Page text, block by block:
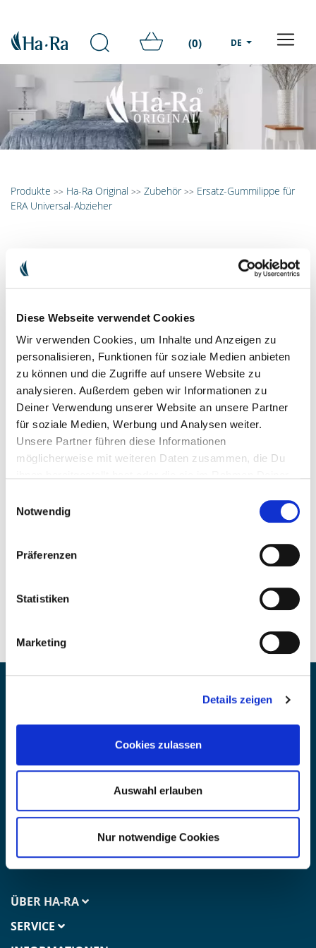
Diese Webseite verwendet Cookies
Wir verwenden Cookies, um Inhalte und Anzeigen zu
personalisieren, Funktionen für soziale Medien anbieten
zu können und die Zugriffe auf unsere Website zu
analysieren. Außerdem geben wir Informationen zu
Deiner Verwendung unserer Website an unsere Partner
für soziale Medien, Werbung und Analysen weiter.
Unsere Partner führen diese Informationen
möglicherweise mit weiteren Daten zusammen, die Du
Notwendig
Präferenzen
Statistiken
Marketing
Details zeigen
Cookies zulassen
Auswahl erlauben
Nur notwendige Cookies
(0) DE
Produkte >> Ha-Ra Original >> Zubehör >> Ersatz-Gummilippe für
ERA Universal-Abzieher
ERSATZ-GUMMILIPPE FÜR ERA
9,90 € inkl. MwSt. zzgl.
IN DEN WARENKORB
Fragen? Wir helfen gern:
AT+ 43(0)5372 64451
info@ha-ra.de
Ha-Ra Newsletter erhalten
ÜBER HA-RA
SERVICE